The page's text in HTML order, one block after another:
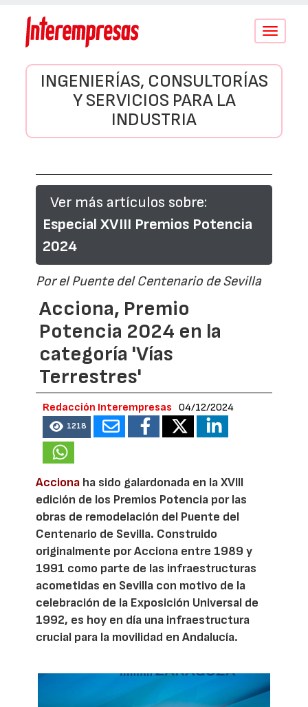
Conmutar
INGENIERÍAS, CONSULTORÍAS
Y SERVICIOS PARA LA
INDUSTRIA
Ver más artículos sobre:
Especial XVIII Premios Potencia
2024
Por el Puente del Centenario de Sevilla
Acciona, Premio
Potencia 2024 en la
categoría 'Vías
Terrestres'
Redacción Interempresas 04/12/2024
1218
Acciona ha sido galardonada en la XVIII
edición de los Premios Potencia por las
obras de remodelación del Puente del
Centenario de Sevilla. Construido
originalmente por Acciona entre 1989 y
1991 como parte de las infraestructuras
acometidas en Sevilla con motivo de la
celebración de la Exposición Universal de
1992, es hoy en día una infraestructura
crucial para la movilidad en Andalucía.